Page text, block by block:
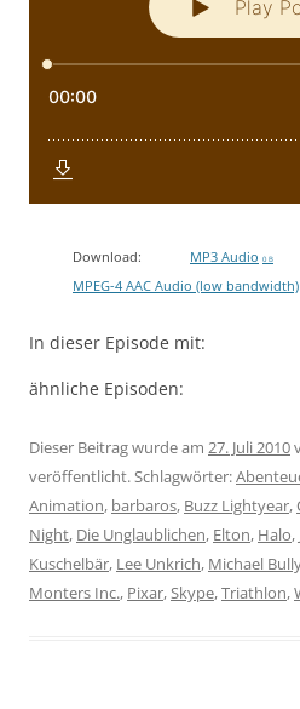
Download: MP3 Audio 0 B
MPEG-4 AAC Audio (low bandwidth)
In dieser Episode mit:
ähnliche Episoden:
Dieser Beitrag wurde am 27. Juli 2010
veröffentlicht. Schlagwörter:
Animation, barbaros, Buzz Lightyear,
Night, Die Unglaublichen, Elton, Halo,
Kuschelbär, Lee Unkrich, Michael
Monters Inc., Pixar,Skype,Triathlon,